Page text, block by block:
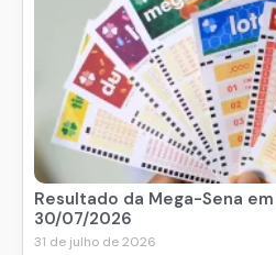
Resultado da Mega-Sena
30/07/2026
31 de julho de 2026